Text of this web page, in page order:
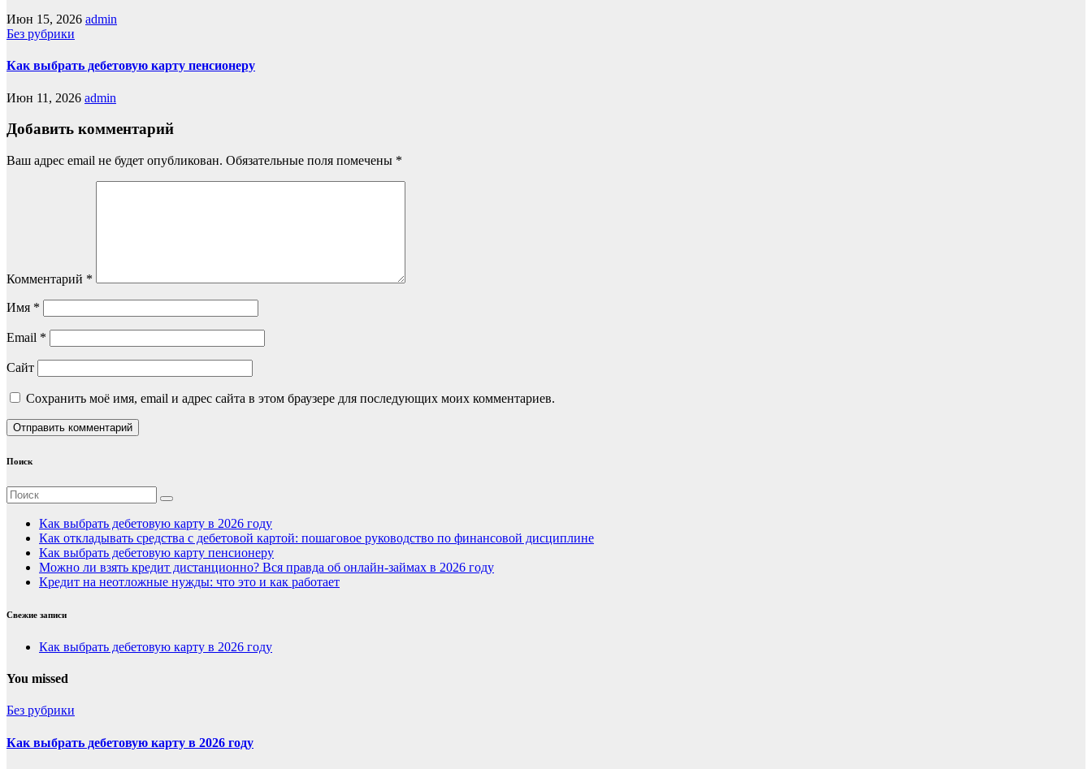
Июн 15, 2026 admin
Без рубрики
Как выбрать дебетовую карту пенсионеру
Июн 11, 2026 admin
Добавить комментарий
Ваш адрес email не будет опубликован. Обязательные поля помечены *
Комментарий *
Имя *
Email *
Сайт
Сохранить моё имя, email и адрес сайта в этом браузере для последующих моих комментариев.
Поиск
Как выбрать дебетовую карту в 2026 году
Как откладывать средства с дебетовой картой: пошаговое руководство по финансовой дисциплине
Как выбрать дебетовую карту пенсионеру
Можно ли взять кредит дистанционно? Вся правда об онлайн-займах в 2026 году
Кредит на неотложные нужды: что это и как работает
Свежие записи
Как выбрать дебетовую карту в 2026 году
You missed
Без рубрики
Как выбрать дебетовую карту в 2026 году